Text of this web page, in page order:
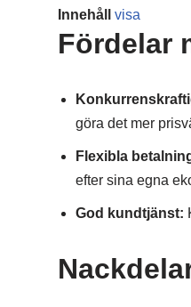
Innehåll visa
Fördelar
göra det mer
Flexibla
efter sina egna
God kundtjänst: